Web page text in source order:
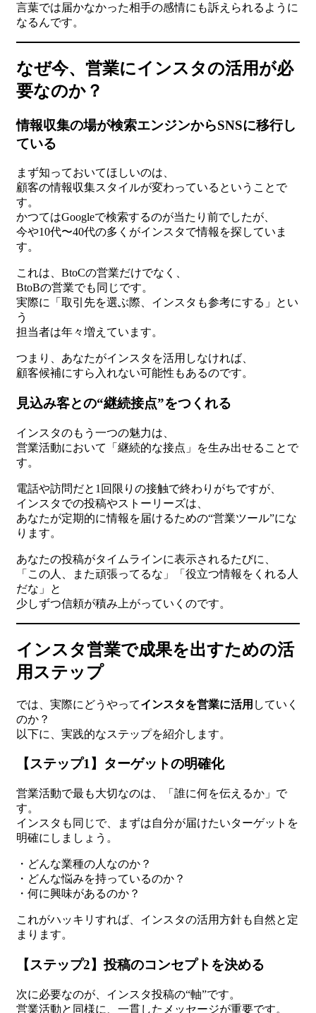
言葉では届かなかった相手の感情にも訴えられるように
なるんです。
なぜ今、営業にインスタの活用が必
要なのか？
情報収集の場が検索エンジンからSNSに移行し
ている
まず知っておいてほしいのは、
顧客の情報収集スタイルが変わっているということで
す。
かつてはGoogleで検索するのが当たり前でしたが、
今や10代〜40代の多くがインスタで情報を探していま
す。
これは、BtoCの営業だけでなく、
BtoBの営業でも同じです。
実際に「取引先を選ぶ際、インスタも参考にする」とい
う
担当者は年々増えています。
つまり、あなたがインスタを活用しなければ、
顧客候補にすら入れない可能性もあるのです。
見込み客との“継続接点”をつくれる
インスタのもう一つの魅力は、
営業活動において「継続的な接点」を生み出せることで
す。
電話や訪問だと1回限りの接触で終わりがちですが、
インスタでの投稿やストーリーズは、
あなたが定期的に情報を届けるための“営業ツール”にな
ります。
あなたの投稿がタイムラインに表示されるたびに、
「この人、また頑張ってるな」「役立つ情報をくれる人
だな」と
少しずつ信頼が積み上がっていくのです。
インスタ営業で成果を出すための活
用ステップ
では、実際にどうやってインスタを営業に活用 していく
のか？
以下に、実践的なステップを紹介します。
【ステップ1】ターゲットの明確化
営業活動で最も大切なのは、「誰に何を伝えるか」で
す。
インスタも同じで、まずは自分が届けたいターゲットを
明確にしましょう。
・どんな業種の人なのか？
・どんな悩みを持っているのか？
・何に興味があるのか？
これがハッキリすれば、インスタの活用方針も自然と定
まります。
【ステップ2】投稿のコンセプトを決める
次に必要なのが、インスタ投稿の“軸”です。
営業活動と同様に、一貫したメッセージが重要です。